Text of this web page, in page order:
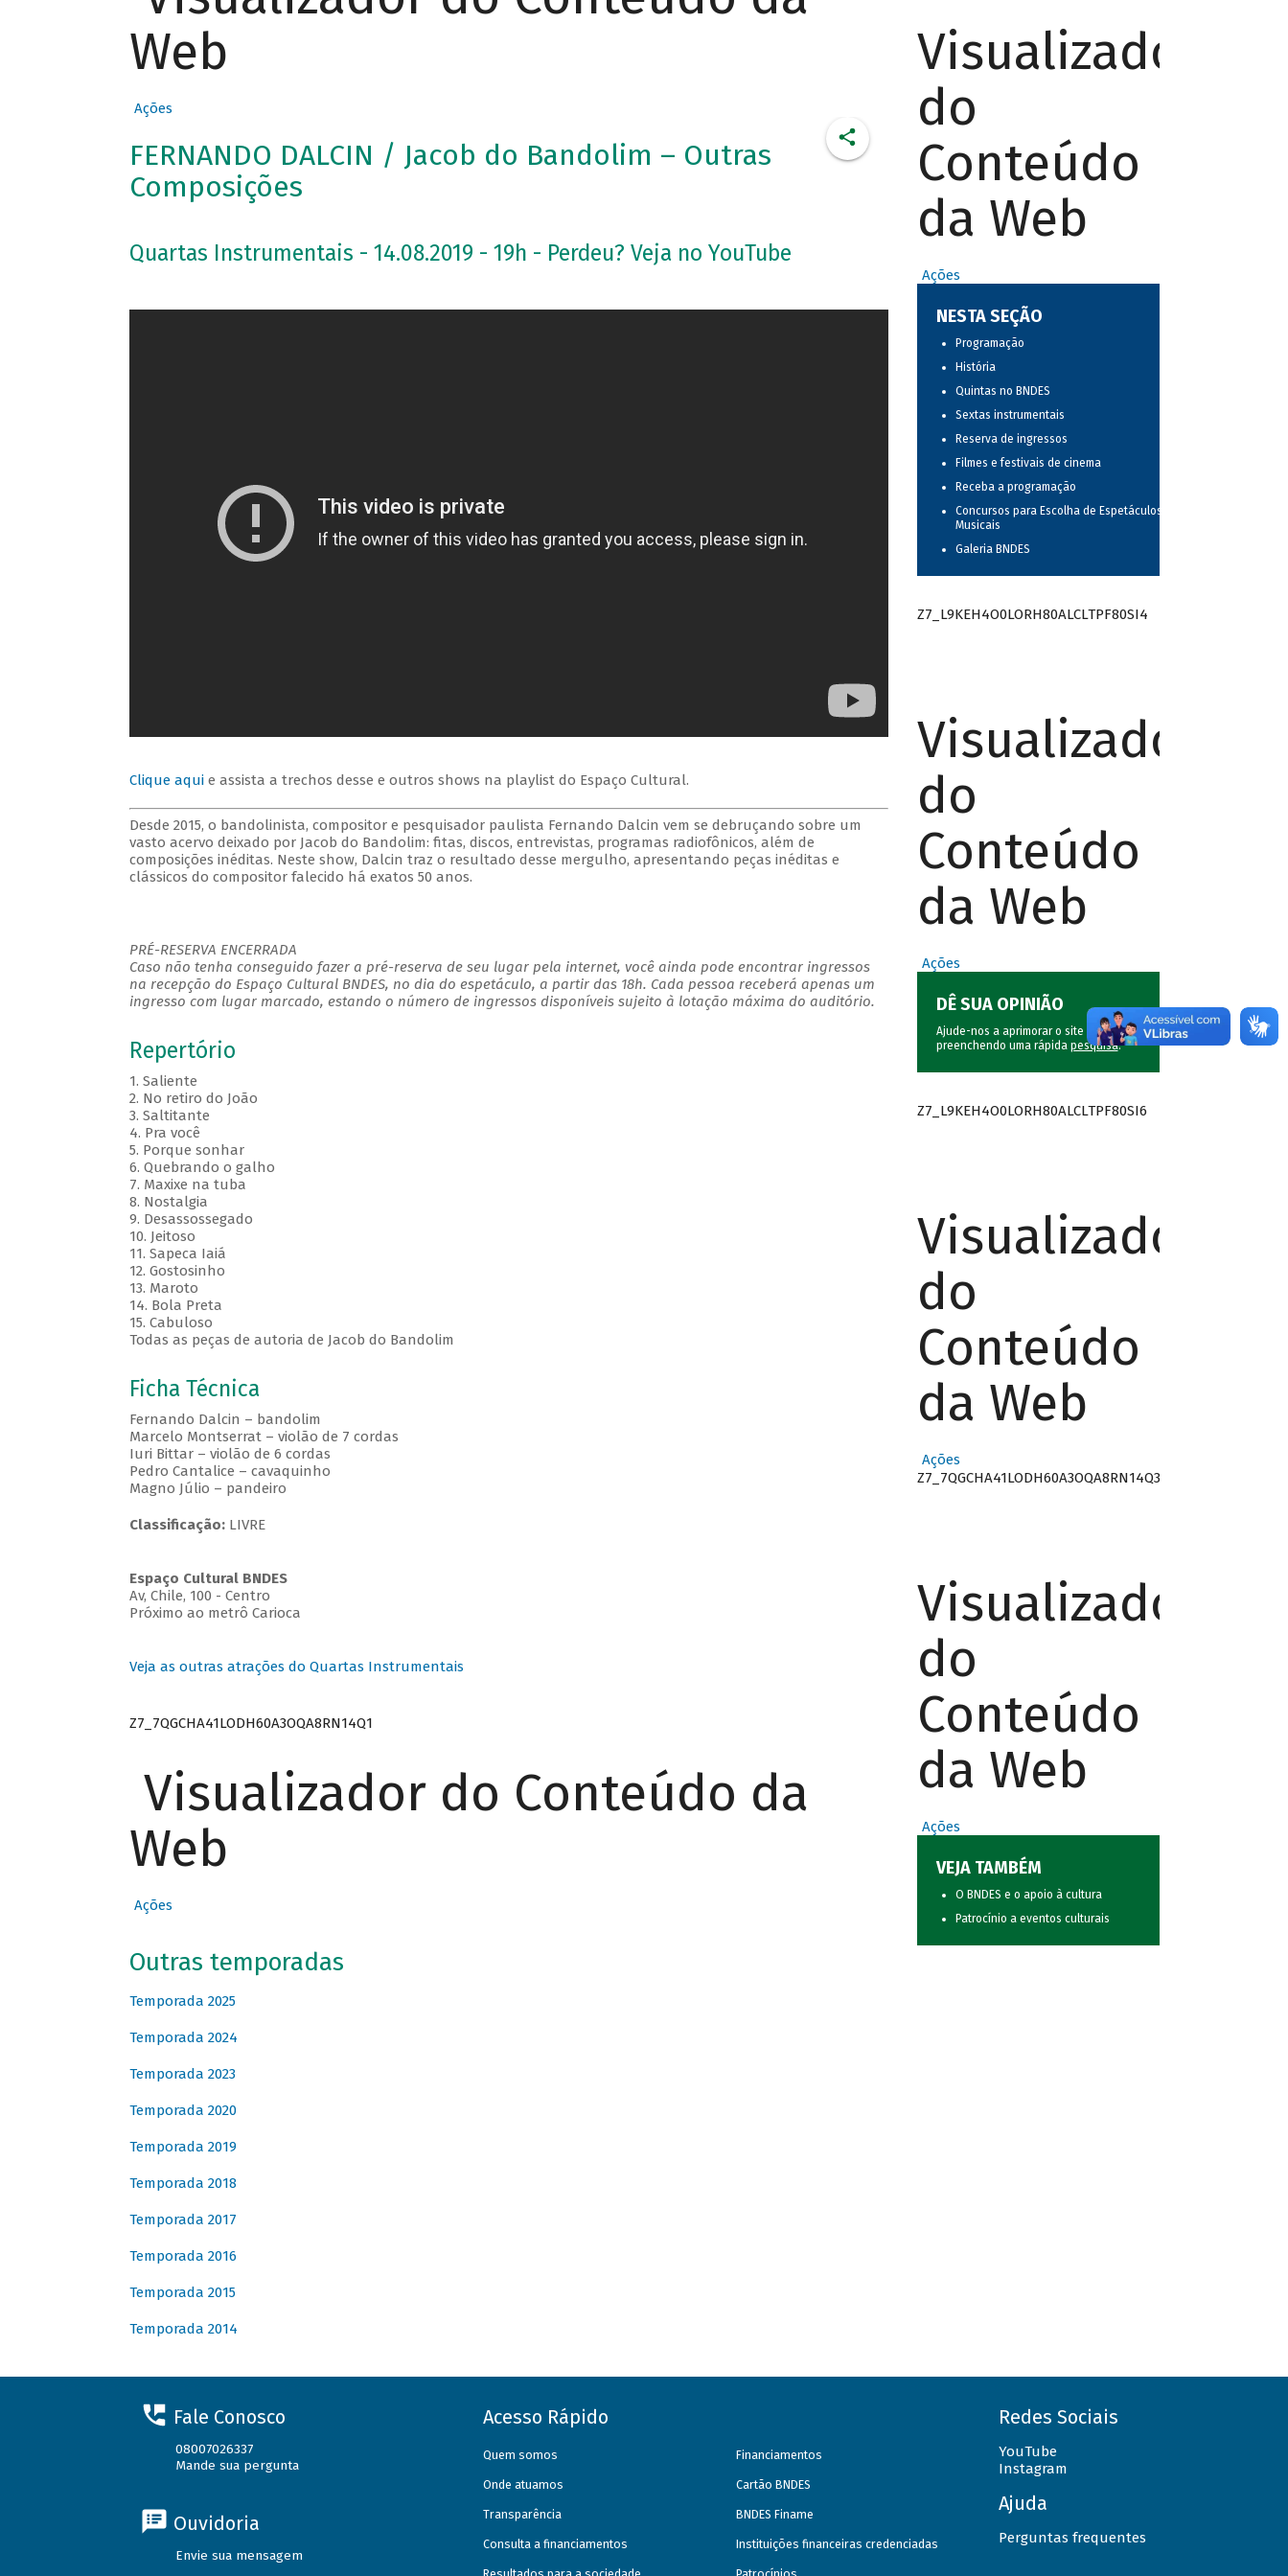
Web
Ações
FERNANDO DALCIN / Jacob do Bandolim – Outras
Composições
Quartas Instrumentais - 14.08.2019 - 19h - Perdeu? Veja no YouTube
Clique aquie assista a trechos desse e outros shows na playlist do Espaço Cultural.
Desde 2015, o bandolinista, compositor e pesquisador paulista Fernando Dalcin vem se debruçando sobre um
vasto acervo deixado por Jacob do Bandolim: fitas, discos, entrevistas, programas radiofônicos, além de
composições inéditas. Neste show, Dalcin traz o resultado desse mergulho, apresentando peças inéditas e
clássicos do compositor falecido há exatos 50 anos.
PRÉ-RESERVA ENCERRADA
Caso não tenha conseguido fazer a pré-reserva de seu lugar pela internet, você ainda pode encontrar ingressos
na recepção do Espaço Cultural BNDES, no dia do espetáculo, a partir das 18h. Cada pessoa receberá apenas um
ingresso com lugar marcado, estando o número de ingressos disponíveis sujeito à lotação máxima do auditório.
Repertório
1. Saliente
2. No retiro do João
3. Saltitante
4. Pra você
5. Porque sonhar
6. Quebrando o galho
7. Maxixe na tuba
8. Nostalgia
9. Desassossegado
10. Jeitoso
11. Sapeca Iaiá
12. Gostosinho
13. Maroto
14. Bola Preta
15. Cabuloso
Todas as peças de autoria de Jacob do Bandolim
Ficha Técnica
Fernando Dalcin – bandolim
Marcelo Montserrat – violão de 7 cordas
Iuri Bittar – violão de 6 cordas
Pedro Cantalice – cavaquinho
Magno Júlio – pandeiro
Classificação: LIVRE
Espaço Cultural BNDES
Av, Chile, 100 - Centro
Próximo ao metrô Carioca
Veja as outras atrações do Quartas Instrumentais
Z7_7QGCHA41LODH60A3OQA8RN14Q1
Visualizador do Conteúdo da
Web
Ações
Outras temporadas
Temporada 2025
Temporada 2024
Temporada 2023
Temporada 2020
Temporada 2019
Temporada 2018
Temporada 2017
Temporada 2016
Temporada 2015
Temporada 2014
Visualizador
do
Conteúdo
da Web
Ações
NESTA SEÇÃO
Programação
História
Quintas no BNDES
Sextas instrumentais
Reserva de ingressos
Filmes e festivais de cinema
Receba a programação
Concursos para Escolha de Espetáculos
Musicais
Galeria BNDES
Z7_L9KEH4O0LORH80ALCLTPF80SI4
Visualizador
do
Conteúdo
da Web
Ações
DÊ SUA OPINIÃO
Ajude-nos a aprimorar o site do BNDES
preenchendo uma rápida pesquisa.
Z7_L9KEH4O0LORH80ALCLTPF80SI6
Visualizador
do
Conteúdo
da Web
Ações
Z7_7QGCHA41LODH60A3OQA8RN14Q3
Visualizador
do
Conteúdo
da Web
Ações
VEJA TAMBÉM
O BNDES e o apoio à cultura
Patrocínio a eventos culturais
Fale Conosco
08007026337
Mande sua pergunta
Ouvidoria
Envie sua mensagem
Acesso Rápido
Quem somos
Onde atuamos
Transparência
Consulta a financiamentos
Financiamentos
Cartão BNDES
BNDES Finame
Instituições financeiras credenciadas
Redes Sociais
YouTube
Instagram
Ajuda
Perguntas frequentes